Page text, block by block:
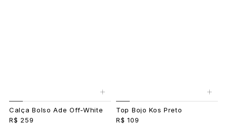
+
Calça Bolso Ade Off-White
R$ 259
+
Top Bojo Kos Preto
R$ 109